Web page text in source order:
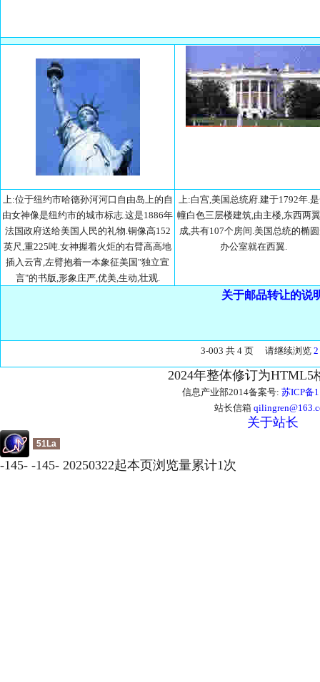
上:位于纽约市哈德孙河河口自由岛上的自
由女神像是纽约市的城市标志.这是1886年
法国政府送给美国人民的礼物.铜像高152
英尺,重225吨.女神握着火炬的右臂高高地
插入云宵,左臂抱着一本象征美国"独立宣
言"的书版,形象庄严,优美,生动,壮观.
上:白宫,美国总统府.建于1792年.
幢白色三层楼建筑,由主楼,东西两
成,共有107个房间.美国总统的椭
办公室就在西翼.
关于邮品转让的说
3-003 共 4 页 请继续浏览 2
2024年整体修订为HTML5
信息产业部2014备案号: 苏ICP备
站长信箱
关于站长
51La
-145- -145- 20250322起本页浏览量累计1次